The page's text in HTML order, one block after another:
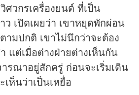
ศวกรเครื่องยนต์ ที่เป็น
ว เปิดเผยว่า เขาหยุดพักผ่อน
ามปกติ เขาไม่นึกว่าจะต้อง
แต่เมื่อต่างฝ่ายต่างเห็นกัน
รณาอยู่สักครู่ ก่อนจะเริ่มเดิน
เห็นว่าเป็นเหยื่อ